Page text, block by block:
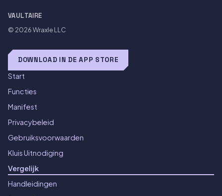
VAULTAIRE
© 2026Wraxle LLC
DOWNLOAD IN DE APP STORE
Start
Functies
Manifest
Privacybeleid
Gebruiksvoorwaarden
Kluis Uitnodiging
Vergelijk
Handleidingen